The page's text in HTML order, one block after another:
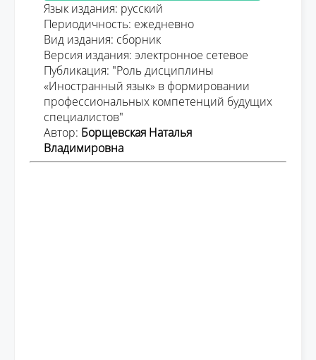
Язык издания: русский
Периодичность: ежедневно
Вид издания: сборник
Версия издания: электронное сетевое
Публикация: "Роль дисциплины
«Иностранный язык» в формировании
профессиональных компетенций будущих
специалистов"
Автор: Борщевская Наталья
Владимировна